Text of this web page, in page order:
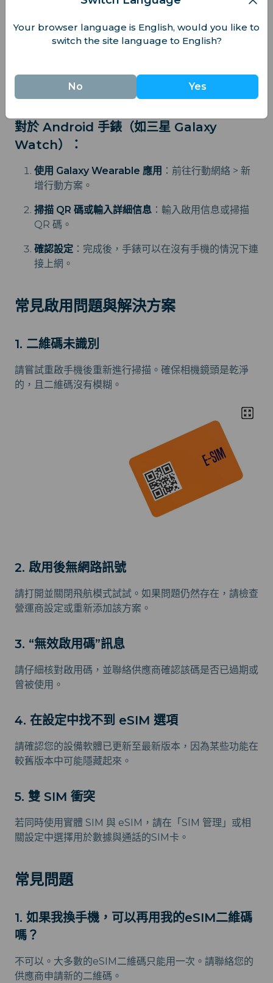
登入電信業者帳戶：你將會被重定向到電信業者網
依照電信業者的說明操作：方案新增後，你的手錶將
啟用其 eSIM，開始獨立使用行動數據。
對於 Android 手錶（如三星 Galaxy
Watch）：
使用 Galaxy Wearable 應用 ：前往行動網絡 > 新
增行動方案。
掃描 QR 碼或輸入詳細信息 ：輸入啟用信息或掃描
QR 碼。
確認設定 ：完成後，手錶可以在沒有手機的情況下連
接上網。
常見啟用問題與解決方案
1. 二維碼未識別
請嘗試重啟手機後重新進行掃描。確保相機鏡頭是乾淨
的，且二維碼沒有模糊。
2. 啟用後無網路訊號
請打開並關閉飛航模式試試。如果問題仍然存在，請檢查
營運商設定或重新添加該方案。
3. “無效啟用碼”訊息
請仔細核對啟用碼，並聯絡供應商確認該碼是否已過期或
曾被使用。
4. 在設定中找不到 eSIM 選項
請確認您的設備軟體已更新至最新版本，因為某些功能在
較舊版本中可能隱藏起來。
5. 雙 SIM 衝突
若同時使用實體 SIM 與 eSIM，請在「SIM 管理」或相
關設定中選擇用於數據與通話的SIM卡。
常見問題
1. 如果我換手機，可以再用我的eSIM二維碼
嗎？
不可以。大多數的eSIM二維碼只能用一次。請聯絡您的
供應商申請新的二維碼。
Your browser language is English, would you like to
switch the site language to English?
No Yes